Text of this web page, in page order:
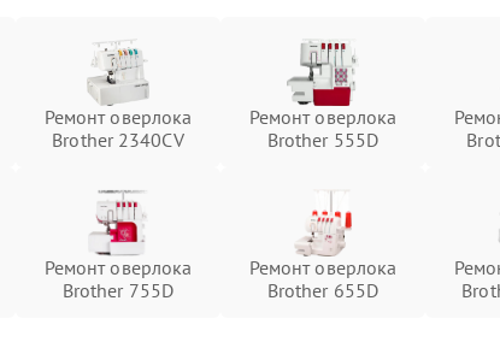
Ремонт оверлока
Brother 2340CV
Ремонт оверлока
Brother 555D
Ремонт оверлока
Brother 755D
Ремонт оверлока
Brother 655D